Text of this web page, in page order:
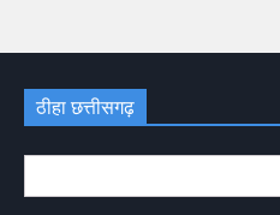
ठीहा छत्तीसगढ़